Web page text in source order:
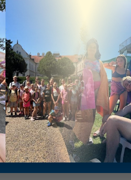
2022
obce 2022
Nie
Našli ste